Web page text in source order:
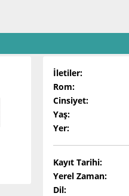
İletiler:
Rom:
Cinsiyet:
Yaş:
Yer:
Kayıt Tarihi:
Yerel Zaman:
Dil: